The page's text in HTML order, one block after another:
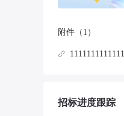
附件（1）
招标进度跟踪